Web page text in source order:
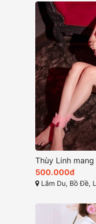
500.000đ
Lâm Du, Bồ Đề, Long